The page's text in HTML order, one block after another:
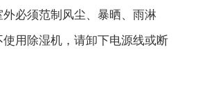
必须范制风尘、暴晒、雨淋
用除湿机，请卸下电源线或断